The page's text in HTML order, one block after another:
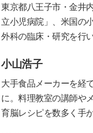
東京都八王子市・金井
立小児病院」、米国の
外科の臨床・研究を行
外科。保育園の園医、
務める。
小山浩子
大手食品メーカーを経
に。料理教室の講師や
育脳レシピを数多く手